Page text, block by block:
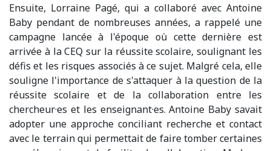
Ensuite, Lorraine Pagé, qui a collaboré avec Antoine
Baby pendant de nombreuses années, a rappelé une
campagne lancée à l'époque où cette dernière est
arrivée à la CEQ sur la réussite scolaire, soulignant les
défis et les risques associés à ce sujet. Malgré cela, elle
souligne l'importance de s'attaquer à la question de la
réussite scolaire et de la collaboration entre les
chercheur·es et les enseignant·es. Antoine Baby savait
adopter une approche conciliant recherche et contact
avec le terrain qui permettait de faire tomber certaines